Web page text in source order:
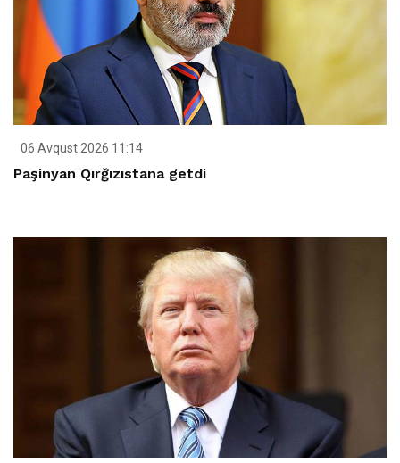
06 Avqust 2026 11:14
Paşinyan Qırğızıstana getdi